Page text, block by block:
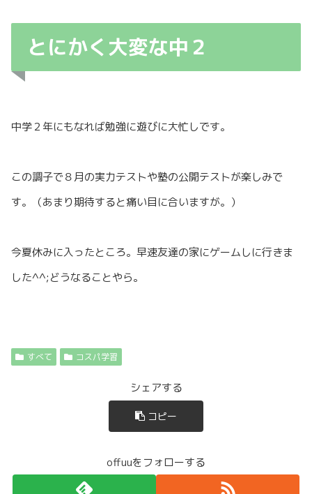
とにかく大変な中２
中学２年にもなれば勉強に遊びに大忙しです。
この調子で８月の実力テストや塾の公開テストが楽しみで
す。（あまり期待すると痛い目に合いますが。）
今夏休みに入ったところ。早速友達の家にゲームしに行きま
した^^;どうなることやら。
すべて コスパ学習
シェアする
コピー
offuuをフォローする